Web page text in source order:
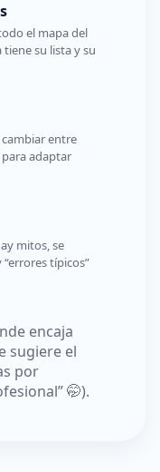
el mapa del
su lista y su
entre
adaptar
mitos, se
típicos”
encaja
sugiere el
por
🤭).